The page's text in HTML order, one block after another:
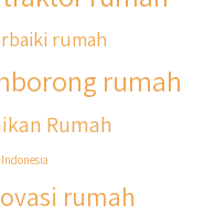
#jasadesainrumahmurah
#qyusipersada
rumah
rumah
Rumah
Indonesia
rumah